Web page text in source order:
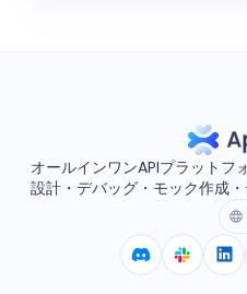
オールインワンAPIプラットフ
設計・デバッグ・モック作成